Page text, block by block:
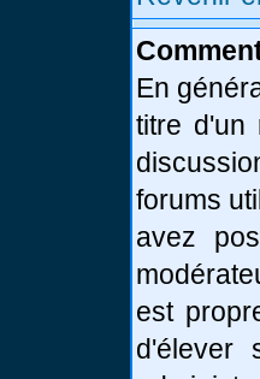
En
titre d'un
forums
avez
est
d'élever